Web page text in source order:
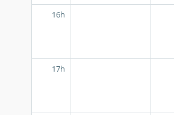
16h
17h